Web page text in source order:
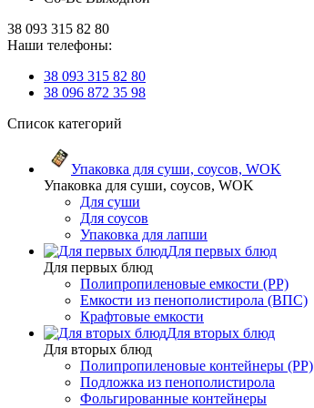
38 093 315 82 80
Наши телефоны:
38 093 315 82 80
38 096 872 35 98
Список категорий
Упаковка для суши, соусов, WOK
Упаковка для суши, соусов, WOK
Для суши
Для соусов
Упаковка для лапши
Для первых блюд
Для первых блюд
Полипропиленовые емкости (PP)
Емкости из пенополистирола (ВПС)
Крафтовые емкости
Для вторых блюд
Для вторых блюд
Полипропиленовые контейнеры (PP)
Подложка из пенополистирола
Фольгированные контейнеры